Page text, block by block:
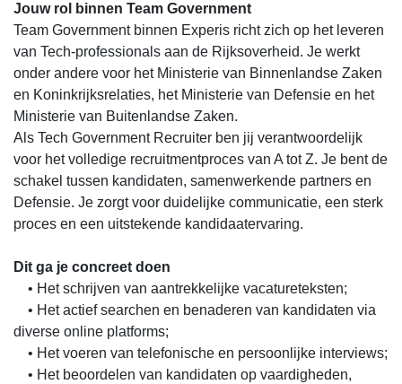
Jouw rol binnen Team Government
Team Government binnen Experis richt zich op het leveren
van Tech-professionals aan de Rijksoverheid. Je werkt
onder andere voor het Ministerie van Binnenlandse Zaken
en Koninkrijksrelaties, het Ministerie van Defensie en het
Ministerie van Buitenlandse Zaken.
Als Tech Government Recruiter ben jij verantwoordelijk
voor het volledige recruitmentproces van A tot Z. Je bent de
schakel tussen kandidaten, samenwerkende partners en
Defensie. Je zorgt voor duidelijke communicatie, een sterk
proces en een uitstekende kandidaatervaring.
Dit ga je concreet doen
• Het schrijven van aantrekkelijke vacatureteksten;
• Het actief searchen en benaderen van kandidaten via
diverse online platforms;
• Het voeren van telefonische en persoonlijke interviews;
• Het beoordelen van kandidaten op vaardigheden,